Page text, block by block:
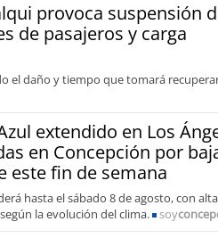
provoca suspensión
de pasajeros y carga
el daño y tiempo que tomará
extendido en Los
en Concepción por
este fin de semana
hasta el sábado 8 de agosto, con
la evolución del clima.
soy